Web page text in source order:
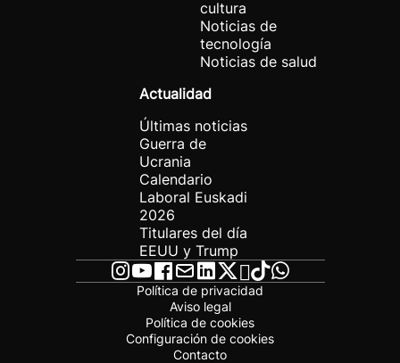
cultura
Noticias de
tecnología
Noticias de salud
Actualidad
Últimas noticias
Guerra de
Ucrania
Calendario
Laboral Euskadi
2026
Titulares del día
EEUU y Trump
Política de privacidad
Aviso legal
Política de cookies
Configuración de cookies
Contacto